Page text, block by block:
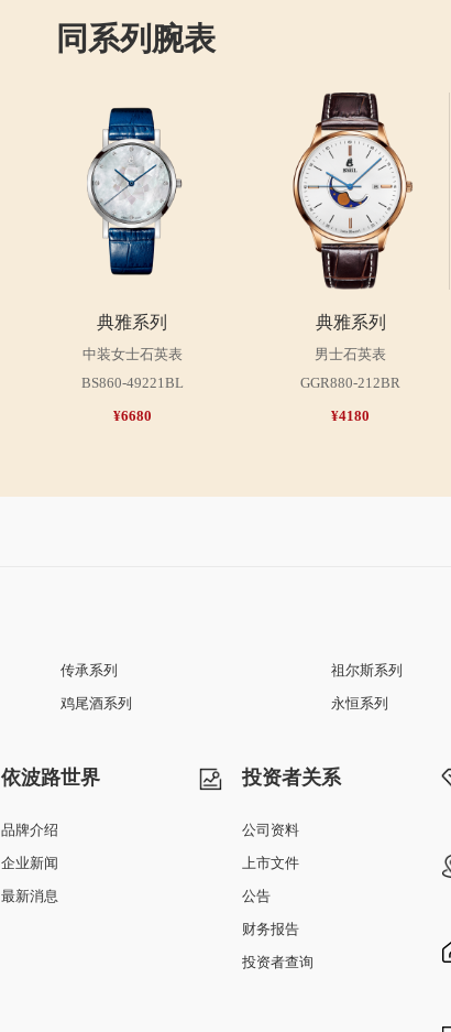
同系列腕表
典雅系列
中装女士石英表
BS860-49221BL
¥6680
典雅系列
男士石英表
GGR880-212BR
¥4180
传承系列 祖尔斯系列
鸡尾酒系列 永恒系列
依波路世界
品牌介绍
企业新闻
最新消息
投资者关系
公司资料
上市文件
公告
财务报告
投资者查询